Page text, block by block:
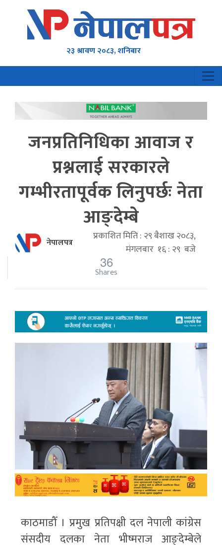
२३ श्रावण २०८३, शनिबार
जनप्रतिनिधिका आवाज र
प्रश्नलाई सरकारले
गम्भीरतापूर्वक लिनुपर्छः नेता
आङ्देम्बे
नेपालपत्र
प्रकाशित मिति : २९ बैशाख २०८३,
मंगलबार १६ : २९ बजे
36
Shares
काठमाडौँ । प्रमुख प्रतिपक्षी दल नेपाली कांग्रेस
संसदीय दलका नेता भीष्मराज आङ्देम्बेले